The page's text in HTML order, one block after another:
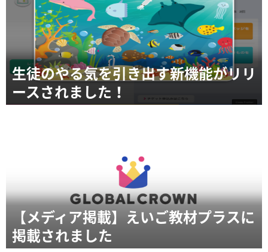
生徒のやる気を引き出す新機能がリリ
ースされました！
【メディア掲載】えいご教材プラスに
掲載されました